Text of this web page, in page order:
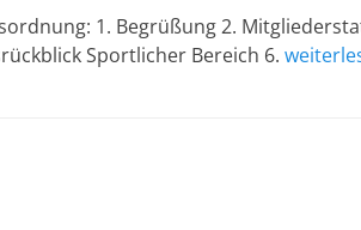
1. Begrüßung 2.
Sportlicher Bereich 6.